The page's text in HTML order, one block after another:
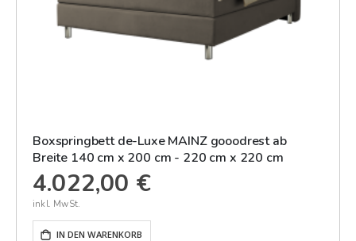
Boxspringbett de-Luxe MAINZ gooodrest ab
Breite 140 cm x 200 cm - 220 cm x 220 cm
4.022,00 €
IN DEN WARENKORB